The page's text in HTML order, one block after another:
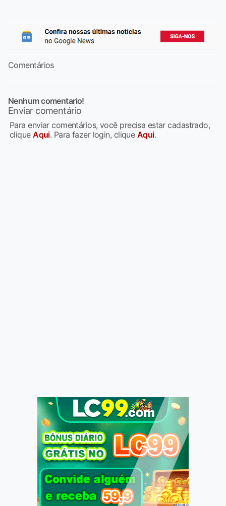
Comentários
Nenhum comentario!
Enviar comentário
Para enviar comentários, você precisa estar cadastrado,
cliqueAqui. Para fazer login, clique Aqui.